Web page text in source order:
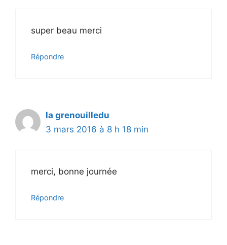
super beau merci
Répondre
la grenouilledu
3 mars 2016 à 8 h 18 min
merci, bonne journée
Répondre